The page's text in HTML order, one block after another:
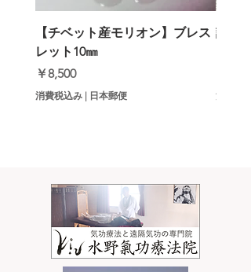
【チベット産モリオン】ブレス
レット10㎜
価格
￥8,500
消費税込み | 日本郵便
誹謗
消費税込